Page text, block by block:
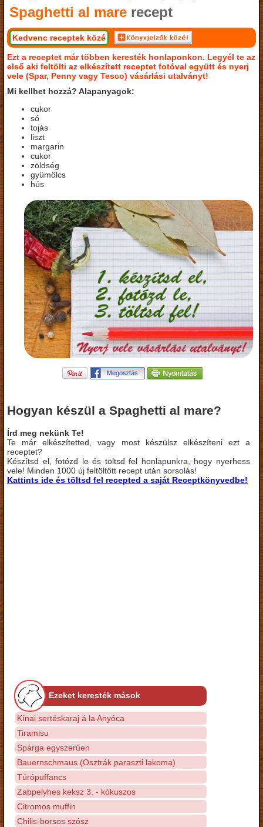
Spaghetti al mare recept
Kedvenc receptek közé
Ezt a receptet már többen keresték honlaponkon. Legyél te az
első aki feltölti az elkészített receptet fotóval együtt és nyerj
vele (Spar, Penny vagy Tesco) vásárlási utalványt!
Mi kellhet hozzá? Alapanyagok:
cukor
só
tojás
liszt
margarin
cukor
zöldség
gyümölcs
hús
Hogyan készül a Spaghetti al mare?
Írd meg nekünk Te!
Te már elkészítetted, vagy most készülsz elkészíteni ezt a
receptet?
Készítsd el, fotózd le és töltsd fel honlapunkra, hogy nyerhess
vele! Minden 1000 új feltöltött recept után sorsolás!
Kattints ide és töltsd fel recepted a saját Receptkönyvedbe!
Ezeket keresték mások
Kínai sertéskaraj á la Anyóca
Tiramisu
Spárga egyszerűen
Bauernschmaus (Osztrák paraszti lakoma)
Túrópuffancs
Zabpelyhes keksz 3. - kókuszos
Citromos muffin
Chilis-borsos szósz